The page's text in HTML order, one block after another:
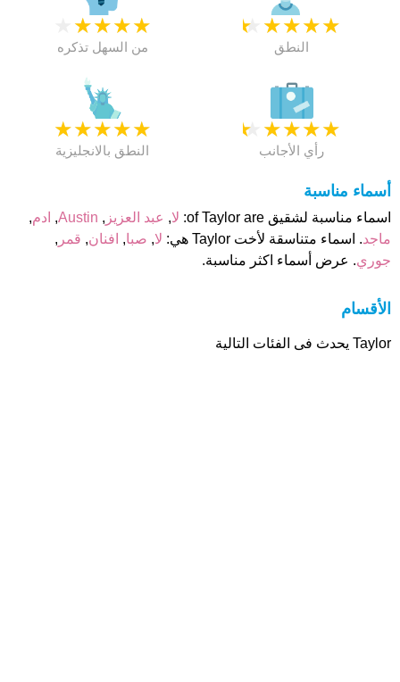
★
★
★
★
من السهل تذكره
★
★
★
★
★
النطق
★
★
★
★
★
النطق بالانجليزية
★
★
★
★
★
رأي الأجانب
أسماء مناسبة
اسماء مناسبة لشقيق of Taylor are: لا, عبد العزيز ,
Austin
, ادم,
ماجد. اسماء متناسقة لأخت Taylor هي: لا, صبا, افنان, قمر ,
جوري. عرض أسماء اكثر مناسبة.
الأقسام
Taylor يحدث فى الفئات التالية